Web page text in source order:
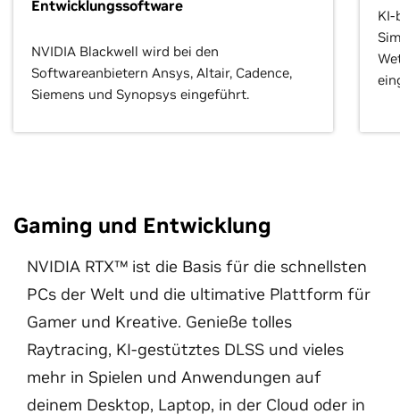
Entwicklungssoftware
NVIDIA Blackwell wird bei den
Softwareanbietern Ansys, Altair, Cadence,
Siemens und Synopsys eingeführt.
KI-
Gaming und Entwicklung
NVIDIA RTX™ ist die Basis für die schnellsten
PCs der Welt und die ultimative Plattform für
Gamer und Kreative. Genieße tolles
Raytracing, KI-gestütztes DLSS und vieles
mehr in Spielen und Anwendungen auf
deinem Desktop, Laptop, in der Cloud oder in